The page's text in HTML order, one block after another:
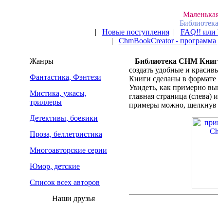
| Новые поступления| FAQ!!
| ChmBookCreator -
Жанры
Фантастика, Фэнтези
Мистика, ужасы,
триллеры
Детективы, боевики
Проза, беллетристика
Многоавторские серии
Юмор, детские
Список всех авторов
Наши друзья
Библиотека CHM Книг
создать удобные и
Книги сделаны в
Увидеть, как примерно
главная страница
примеры можно,